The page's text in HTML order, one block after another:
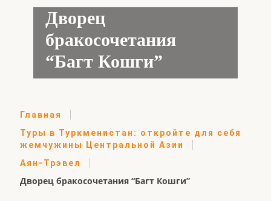
Дворец
бракосочетания
“Багт Кошги”
Главная
Туры в Туркменистан: откройте для себя
жемчужины Центральной Азии
Аян-Трэвел
Дворец бракосочетания “Багт Кошги”